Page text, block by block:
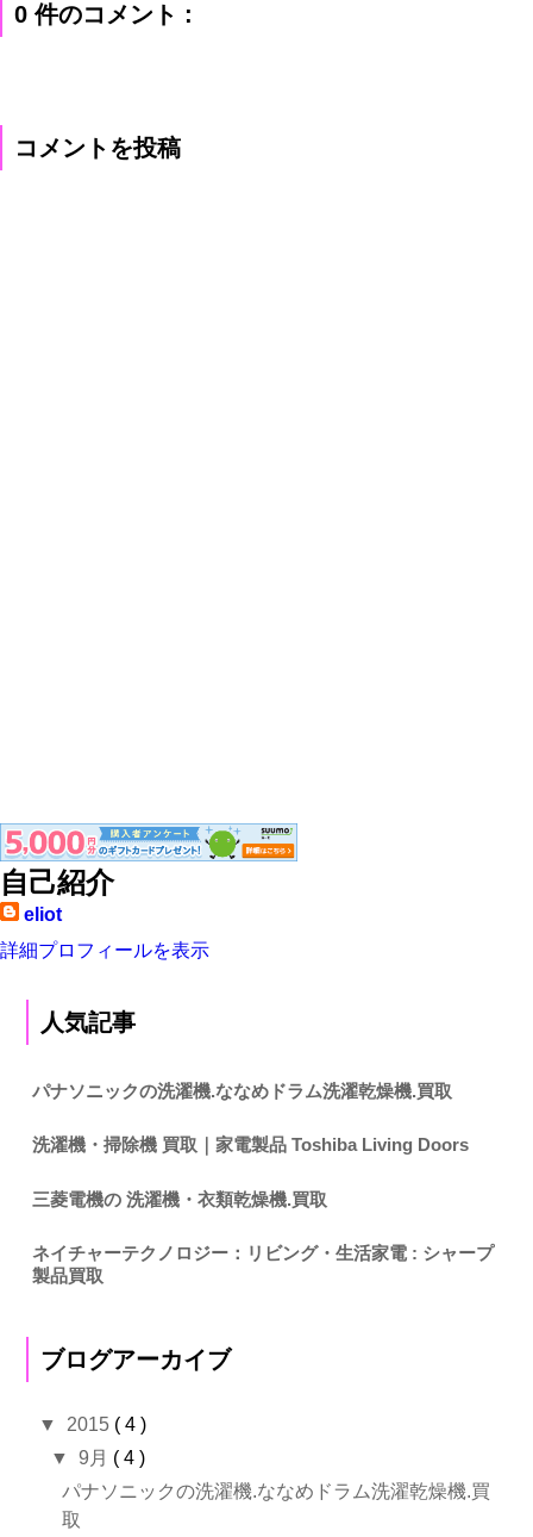
0 件のコメント :
コメントを投稿
自己紹介
eliot
詳細プロフィールを表示
人気記事
パナソニックの洗濯機.ななめドラム洗濯乾燥機.買取
洗濯機・掃除機 買取｜家電製品 Toshiba Living Doors
三菱電機の 洗濯機・衣類乾燥機.買取
ネイチャーテクノロジー：リビング・生活家電 : シャープ
製品買取
ブログアーカイブ
▼ 2015 ( 4 )
▼9月 ( 4 )
パナソニックの洗濯機.ななめドラム洗濯乾燥機.買
取